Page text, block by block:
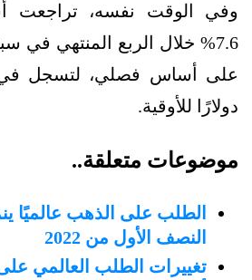
وفي الوقت نفسه، تراجعت
7.6% خلال الربع المنتهي في
دولارًا للأوقية.
موضوعات متعلقة..
النصف الأول من 2022